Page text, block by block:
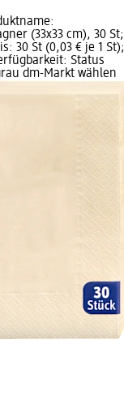
(33x33 cm), 30 St;
30 St (0,03 € je 1 St);
Status
dm-Markt wählen